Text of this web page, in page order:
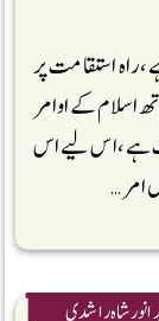
، راہ استقامت پر
اسلام کے اوامر
ہے، اس لیے اس
امر …
راشدی